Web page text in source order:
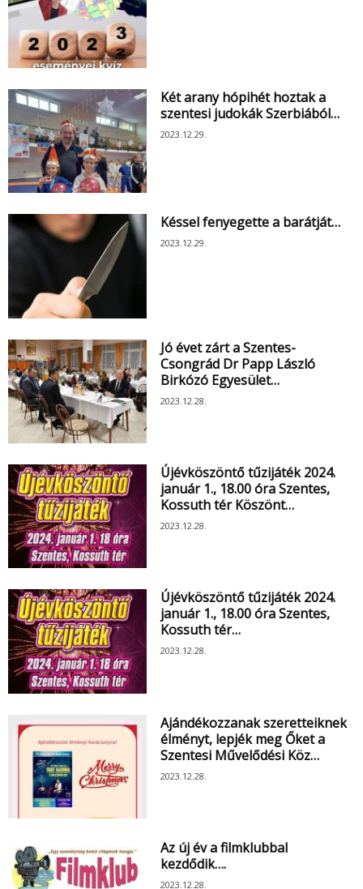
Két arany hópihét hoztak a
szentesi judokák Szerbiából…
2023.12.29.
Késsel fenyegette a barátját…
2023.12.29.
Jó évet zárt a Szentes-
Csongrád Dr Papp László
Birkózó Egyesület…
2023.12.28.
Újévköszöntő tűzijáték 2024.
január 1., 18.00 óra Szentes,
Kossuth tér Köszönt…
2023.12.28.
Újévköszöntő tűzijáték 2024.
január 1., 18.00 óra Szentes,
Kossuth tér…
2023.12.28.
Ajándékozzanak szeretteiknek
élményt, lepjék meg Őket a
Szentesi Művelődési Köz…
2023.12.28.
Az új év a filmklubbal
kezdődik….
2023.12.28.